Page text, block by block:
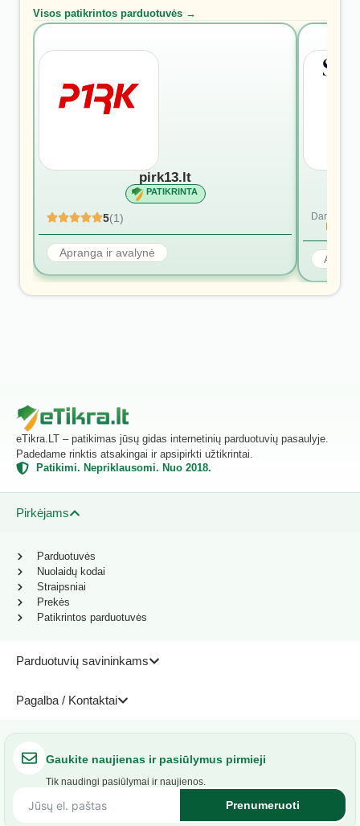
Visos patikrintos parduotuvės →
pirk13.lt
PATIKRINTA
5(1)
Apranga ir avalynė
Dar nėra
eTikra.LT – patikimas jūsų gidas internetinių parduotuvių pasaulyje.
Padedame rinktis atsakingai ir apsipirkti užtikrintai.
Patikimi. Nepriklausomi. Nuo 2018.
Pirkėjams
Parduotuvių savininkams
Pagalba / Kontaktai
Parduotuvės
Nuolaidų kodai
Straipsniai
Prekės
Patikrintos parduotuvės
Gaukite naujienas ir pasiūlymus pirmieji
Tik naudingi pasiūlymai ir naujienos.
Prenumeruoti